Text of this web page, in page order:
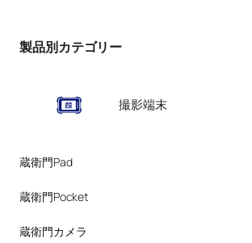
製品別カテゴリー
撮影端末
蔵衛門Pad
蔵衛門Pocket
蔵衛門カメラ